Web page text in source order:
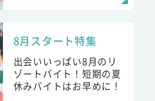
8月スタート特集
出会いいっぱい8月のリ
ゾートバイト！短期の夏
休みバイトはお早めに！